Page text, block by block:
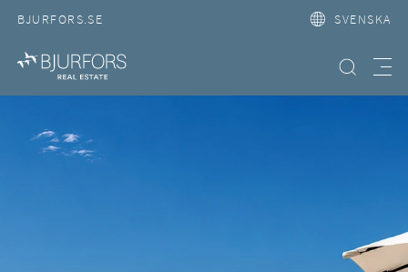
BJURFORS.SE SVENSKA
Hitta bostad